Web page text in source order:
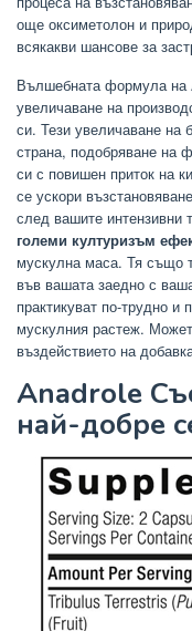
още оксиметолон и
всякакви шансове за
Вълшебната формула на
увеличаване на
си. Тези увеличаване на
страна, подобряване на
си с повишен приток на
се ускори
след вашите интензивни
големи културизъм
мускулна маса. Тя също
във вашата заедно с
практикуват по-трудно и
мускулния растеж.
въздействието на
Anadrole
най-добре